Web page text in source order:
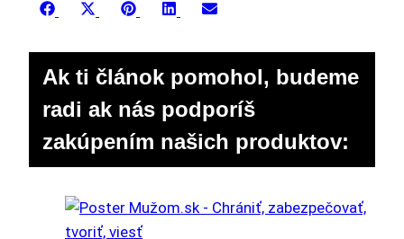
Share
Facebook
Share
Share
PinterestShare
LinkedInShare
Ak ti článok pomohol, budeme
radi ak nás podporíš
zakúpením našich produktov: